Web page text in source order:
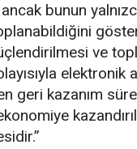
bunun
ve
elektronik
geri kazanım